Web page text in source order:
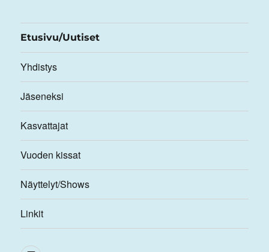
Etusivu/Uutiset
Yhdistys
Jäseneksi
Kasvattajat
Vuoden kissat
Näyttelyt/Shows
Linkit